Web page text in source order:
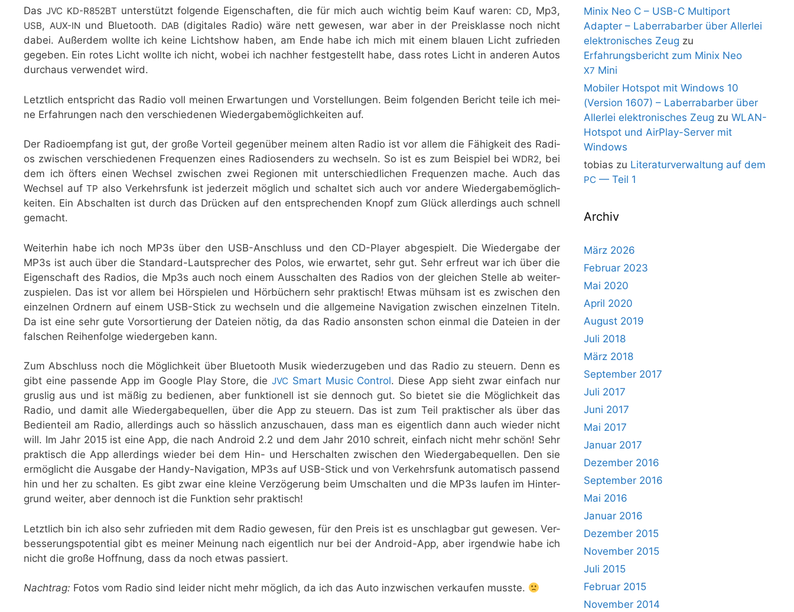
Das JVC KD-R852BT unter­stützt fol­gen­de Eigen­schaf­ten, die für mich auch wich­tig beim Kauf waren: CD, Mp3,
USB, AUX-IN und Blue­tooth. DAB (digi­ta­les Radio) wäre nett gewe­sen, war aber in der Preis­klas­se noch nicht
dabei. Außer­dem woll­te ich kei­ne Licht­show haben, am Ende habe ich mich mit einem blau­en Licht zufrie­den
gege­ben. Ein rotes Licht woll­te ich nicht, wobei ich nach­her fest­ge­stellt habe, dass rotes Licht in ande­ren Autos
durch­aus ver­wen­det wird.
Letzt­lich ent­spricht das Radio voll mei­nen Erwar­tun­gen und Vor­stel­lun­gen. Beim fol­gen­den Bericht tei­le ich mei­
ne Erfah­run­gen nach den ver­schie­de­nen Wie­der­ga­be­mög­lich­kei­ten auf.
Der Radio­emp­fang ist gut, der gro­ße Vor­teil gegen­über mei­nem alten Radio ist vor allem die Fähig­keit des Radi­
os zwi­schen ver­schie­de­nen Fre­quen­zen eines Radio­sen­ders zu wech­seln. So ist es zum Bei­spiel bei WDR2, bei
dem ich öfters einen Wech­sel zwi­schen zwei Regio­nen mit unter­schied­li­chen Fre­quen­zen mache. Auch das
Wech­sel auf TP also Ver­kehrs­funk ist jeder­zeit mög­lich und schal­tet sich auch vor ande­re Wie­der­ga­be­mög­lich­
kei­ten. Ein Abschal­ten ist durch das Drü­cken auf den ent­spre­chen­den Knopf zum Glück aller­dings auch schnell
gemacht.
Wei­ter­hin habe ich noch MP3s über den USB-Anschluss und den CD-Play­er abge­spielt. Die Wie­der­ga­be der
MP3s ist auch über die Stan­dard-Laut­spre­cher des Polos, wie erwar­tet, sehr gut. Sehr erfreut war ich über die
Eigen­schaft des Radi­os, die Mp3s auch noch einem Aus­schal­ten des Radi­os von der glei­chen Stel­le ab wei­ter­
zu­spie­len. Das ist vor allem bei Hör­spie­len und Hör­bü­chern sehr prak­tisch! Etwas müh­sam ist es zwi­schen den
ein­zel­nen Ord­nern auf einem USB-Stick zu wech­seln und die all­ge­mei­ne Navi­ga­ti­on zwi­schen ein­zel­nen Titeln.
Da ist eine sehr gute Vor­sor­tie­rung der Datei­en nötig, da das Radio ansons­ten schon ein­mal die Datei­en in der
fal­schen Rei­hen­fol­ge wie­der­ge­ben kann.
Zum Abschluss noch die Mög­lich­keit über Blue­tooth Musik wie­der­zu­ge­ben und das Radio zu steu­ern. Denn es
gibt eine pas­sen­de App im Goog­le Play Store, die JVC Smart Music Con­trol. Die­se App sieht zwar ein­fach nur
grus­lig aus und ist mäßig zu bedie­nen, aber funk­tio­nell ist sie den­noch gut. So bie­tet sie die Mög­lich­keit das
Radio, und damit alle Wie­der­ga­be­quel­len, über die App zu steu­ern. Das ist zum Teil prak­ti­scher als über das
Bedien­teil am Radio, aller­dings auch so häss­lich anzu­schau­en, dass man es eigent­lich dann auch wie­der nicht
will. Im Jahr 2015 ist eine App, die nach Android 2.2 und dem Jahr 2010 schreit, ein­fach nicht mehr schön! Sehr
prak­tisch die App aller­dings wie­der bei dem Hin- und Her­schal­ten zwi­schen den Wie­der­ga­be­quel­len. Den sie
ermög­licht die Aus­ga­be der Han­dy-Navi­ga­ti­on, MP3s auf USB-Stick und von Ver­kehrs­funk auto­ma­tisch pas­send
hin und her zu schal­ten. Es gibt zwar eine klei­ne Ver­zö­ge­rung beim Umschal­ten und die MP3s lau­fen im Hin­ter­
grund wei­ter, aber den­noch ist die Funk­ti­on sehr praktisch!
Letzt­lich bin ich also sehr zufrie­den mit dem Radio gewe­sen, für den Preis ist es unschlag­bar gut gewe­sen. Ver­
bes­se­rungs­po­ten­ti­al gibt es mei­ner Mei­nung nach eigent­lich nur bei der Android-App, aber irgend­wie habe ich
nicht die gro­ße Hoff­nung, dass da noch etwas passiert.
Nach­trag: Fotos vom Radio sind lei­der nicht mehr mög­lich, da ich das Auto inzwi­schen ver­kau­fen musste.
Minix Neo C – USB-C Multiport
Adapter – Laberrabarber über Allerlei
elektronisches Zeug zu
Erfahrungsbericht zum Minix Neo
X7 Mini
Mobiler Hotspot mit Windows 10
(Version 1607) – Laberrabarber über
Allerlei elektronisches Zeug zu WLAN-
Hotspot und AirPlay-Server mit
Windows
tobias zu Literaturverwaltung auf dem
PC — Teil 1
Archiv
März 2026
Februar 2023
Mai 2020
April 2020
August 2019
Juli 2018
März 2018
September 2017
Juli 2017
Juni 2017
Mai 2017
Januar 2017
Dezember 2016
September 2016
Mai 2016
Januar 2016
Dezember 2015
November 2015
Juli 2015
Februar 2015
November 2014